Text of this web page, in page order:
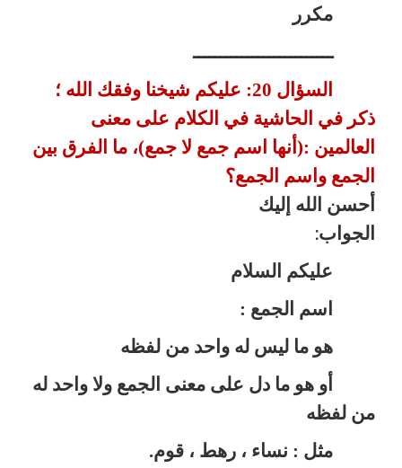
مكرر
ــــــــــــــــــــــــــ
السؤال 20: عليكم شيخنا وفقك الله ؛
ذكر في الحاشية في الكلام على معنى
العالمين :(أنها اسم جمع لا جمع)، ما الفرق بين
الجمع واسم الجمع؟
أحسن الله إليك
الجواب:
عليكم السلام
اسم الجمع :
هو ما ليس له واحد من لفظه
أو هو ما دل على معنى الجمع ولا واحد له
من لفظه
مثل : نساء ، رهط ، قوم.